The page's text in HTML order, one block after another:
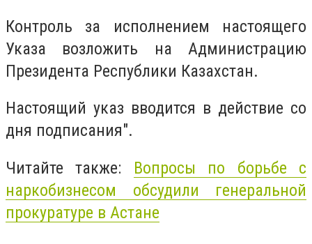
Контроль за исполнением настоящего
Указа возложить на Администрацию
Президента Республики Казахстан.
Настоящий указ вводится в действие со
дня подписания".
Читайте также: Вопросы по борьбе с
наркобизнесом обсудили генеральной
прокуратуре в Астане